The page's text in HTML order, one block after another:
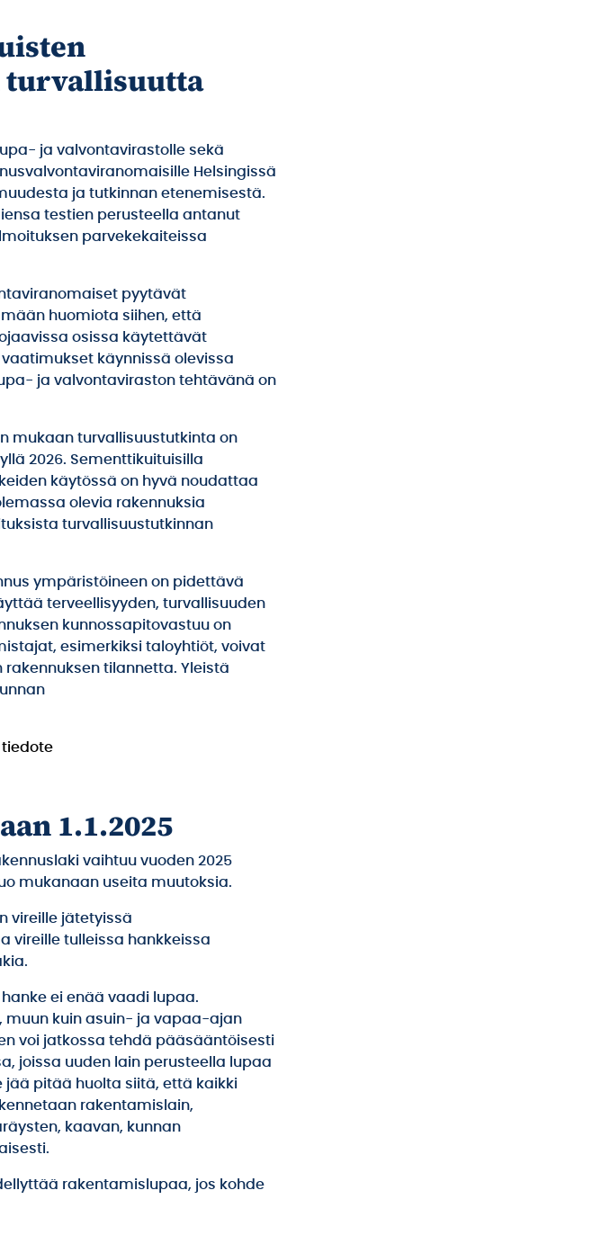
turvallisuutta
ja valvontavirastolle sekä
Helsingissä
ja tutkinnan etenemisestä.
testien perusteella antanut
parvekekaiteissa
pyytävät
huomiota siihen, että
osissa käytettävät
käynnissä olevissa
ja valvontaviraston tehtävänä on
mukaan turvallisuustutkinta on
2026. Sementtikuituisilla
käytössä on hyvä noudattaa
olevia rakennuksia
turvallisuustutkinnan
ympäristöineen on pidettävä
terveellisyyden, turvallisuuden
kunnossapitovastuu on
esimerkiksi taloyhtiöt, voivat
tilannetta. Yleistä
tiedote
1.1.2025
vaihtuu vuoden 2025
mukanaan useita muutoksia.
vireille jätetyissä
vireille tulleissa hankkeissa
ei enää vaadi lupaa.
muun kuin asuin- ja vapaa-ajan
voi jatkossa tehdä pääsääntöisesti
joissa uuden lain perusteella lupaa
jää pitää huolta siitä, että kaikki
rakentamislain,
kaavan, kunnan
rakentamislupaa, jos kohde